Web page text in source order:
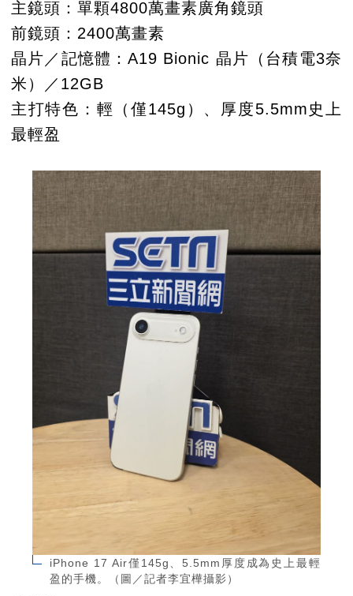
主鏡頭：單顆4800萬畫素廣角鏡頭
前鏡頭：2400萬畫素
晶片／記憶體：A19 Bionic 晶片（台積電3奈
米）／12GB
主打特色：輕（僅145g）、厚度5.5mm史上
最輕盈
iPhone 17 Air僅145g、5.5mm厚度成為史上最輕
盈的手機。（圖／記者李宜樺攝影）